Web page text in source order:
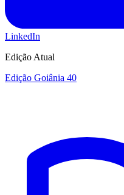
LinkedIn
Edição Atual
Edição Goiânia 40